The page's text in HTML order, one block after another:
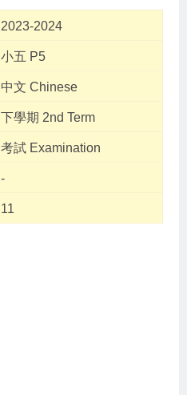
2023-2024
小五 P5
中文 Chinese
下學期 2nd Term
考試 Examination
-
11